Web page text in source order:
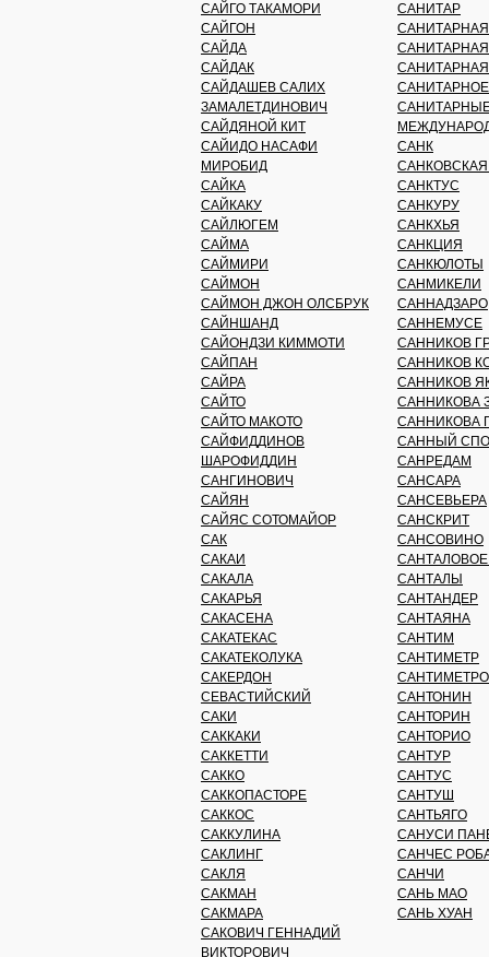
САЙГО ТАКАМОРИ
САЙГОН
САЙДА
САЙДАК
САЙДАШЕВ САЛИХ
ЗАМАЛЕТДИНОВИЧ
САЙДЯНОЙ КИТ
САЙИДО НАСАФИ
МИРОБИД
САЙКА
САЙКАКУ
САЙЛЮГЕМ
САЙМА
САЙМИРИ
САЙМОН
САЙМОН ДЖОН ОЛСБРУК
САЙНШАНД
САЙОНДЗИ КИММОТИ
САЙПАН
САЙРА
САЙТО
САЙТО МАКОТО
САЙФИДДИНОВ
ШАРОФИДДИН
САНГИНОВИЧ
САЙЯН
САЙЯС СОТОМАЙОР
САК
САКАИ
САКАЛА
САКАРЬЯ
САКАСЕНА
САКАТЕКАС
САКАТЕКОЛУКА
САКЕРДОН
СЕВАСТИЙСКИЙ
САКИ
САККАКИ
САККЕТТИ
САККО
САККОПАСТОРЕ
САККОС
САККУЛИНА
САКЛИНГ
САКЛЯ
САКМАН
САКМАРА
САКОВИЧ ГЕННАДИЙ
ВИКТОРОВИЧ
САНИТАР
САНК
САНКТУС
САНКУРУ
САНКХЬЯ
САНКЦИЯ
САНКЮЛОТЫ
САНМИКЕЛИ
САННАДЗАРО
САННЕМУСЕ
САННИКОВ
САННИКОВ
САННИКОВ
САННИКОВА
САННИКОВА
САННЫЙ
САНРЕДАМ
САНСАРА
САНСЕВЬЕРА
САНСКРИТ
САНСОВИНО
САНТАЛЫ
САНТАНДЕР
САНТАЯНА
САНТИМ
САНТИМЕТР
САНТОНИН
САНТОРИН
САНТОРИО
САНТУР
САНТУС
САНТУШ
САНТЬЯГО
САНУСИ
САНЧЕС
САНЧИ
САНЬ МАО
САНЬ ХУАН